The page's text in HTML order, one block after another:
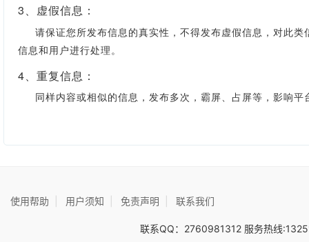
3、虚假信息：
请保证您所发布信息的真实性，不得发布虚假信息，对此类
信息和用户进行处理。
4、重复信息：
同样内容或相似的信息，发布多次，霸屏、占屏等，影响平
使用帮助 用户须知 免责声明 联系我们
联系QQ：2760981312 服务热线